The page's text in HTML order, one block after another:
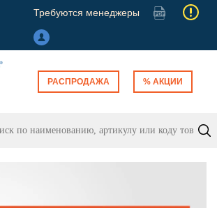
Требуются менеджеры
РАСПРОДАЖА % АКЦИИ